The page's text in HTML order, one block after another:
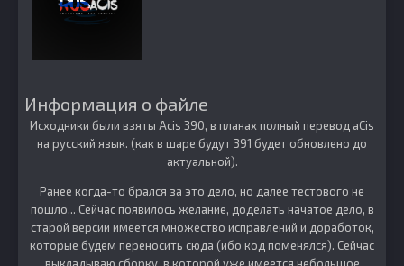
Информация о файле
Исходники были взяты Acis 390, в планах полный перевод aCis
на русский язык. (как в шаре будут 391 будет обновлено до
актуальной).
Ранее когда-то брался за это дело, но далее тестового не
пошло... Сейчас появилось желание, доделать начатое дело, в
старой версии имеется множество исправлений и доработок,
которые будем переносить сюда (ибо код поменялся). Сейчас